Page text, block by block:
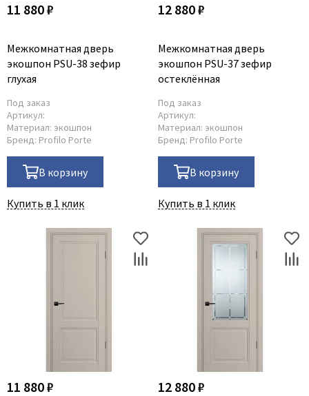
11 880 ₽
Межкомнатная дверь
экошпон PSU-38 зефир
глухая
Под заказ
Артикул:
Материал: экошпон
Бренд: Profilo Porte
В корзину
Купить в 1 клик
12 880 ₽
Межкомнатная дверь
экошпон PSU-37 зефир
остеклённая
Под заказ
Артикул:
Материал: экошпон
Бренд: Profilo Porte
В корзину
Купить в 1 клик
11 880 ₽ 12 880 ₽